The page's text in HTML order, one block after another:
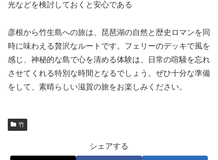
光などを検討しておくと安心である
彦根から竹生島への旅は、琵琶湖の自然と歴史ロマンを同
時に味わえる贅沢なルートです。フェリーのデッキで風を
感じ、神秘的な島で心を清める体験は、日常の喧騒を忘れ
させてくれる特別な時間となるでしょう。ぜひ十分な準備
をして、素晴らしい滋賀の旅をお楽しみください。
竹
シェアする